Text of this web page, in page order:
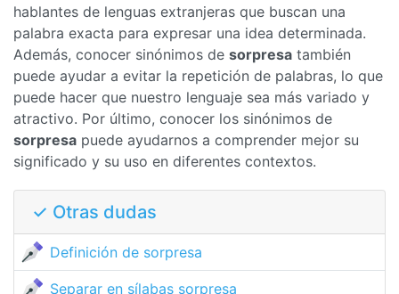
hablantes de lenguas extranjeras que buscan una
palabra exacta para expresar una idea determinada.
Además, conocer sinónimos de sorpresa también
puede ayudar a evitar la repetición de palabras, lo que
puede hacer que nuestro lenguaje sea más variado y
atractivo. Por último, conocer los sinónimos de
sorpresa puede ayudarnos a comprender mejor su
significado y su uso en diferentes contextos.
✓ Otras dudas
Definición de sorpresa
Separar en sílabas sorpresa